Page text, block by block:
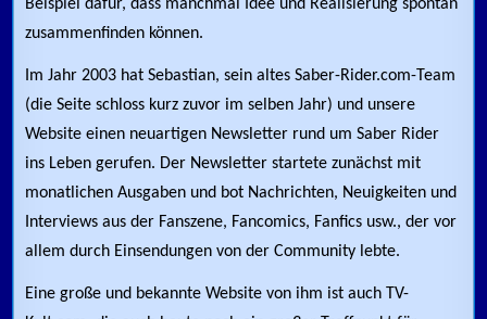
Beispiel dafür, dass manchmal Idee und Realisierung spontan
zusammenfinden können.
Im Jahr 2003 hat Sebastian, sein altes Saber-Rider.com-Team
(die Seite schloss kurz zuvor im selben Jahr) und unsere
Website einen neuartigen Newsletter rund um Saber Rider
ins Leben gerufen. Der Newsletter startete zunächst mit
monatlichen Ausgaben und bot Nachrichten, Neuigkeiten und
Interviews aus der Fanszene, Fancomics, Fanfics usw., der vor
allem durch Einsendungen von der Community lebte.
Eine große und bekannte Website von ihm ist auch TV-